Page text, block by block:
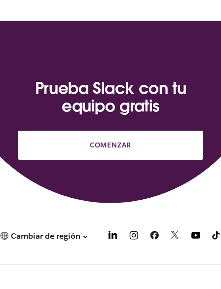
Prueba Slack con tu
equipo gratis
COMENZAR
Cambiar de región